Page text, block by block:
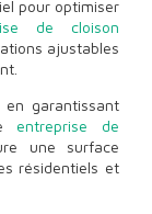
pour optimiser
de cloison
ajustables
garantissant
entreprise de
une surface
résidentiels et